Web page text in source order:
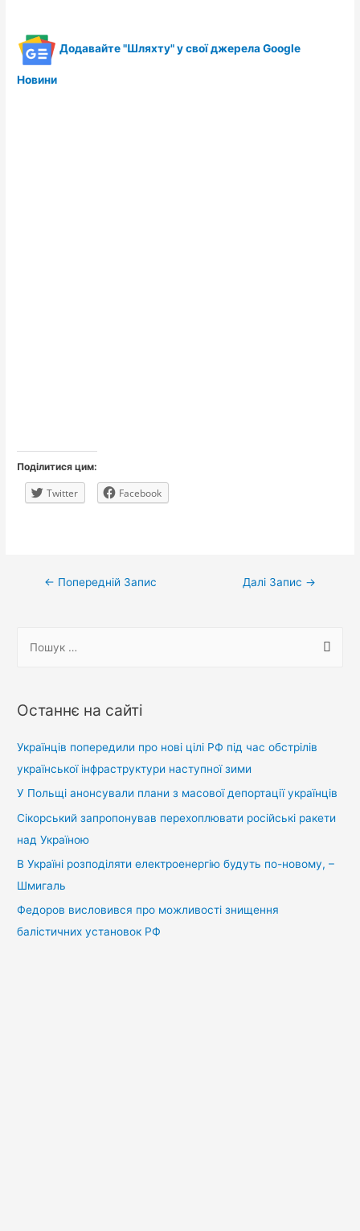
Додавайте "Шляхту" у свої джерела Google
Новини
Поділитися цим:
Twitter Facebook
Навігація
← Попередній Запис Далі Запис →
у
:
Останнє на сайті
Українців попередили про нові цілі РФ під час обстрілів
української інфраструктури наступної зими
У Польщі анонсували плани з масової депортації українців
Сікорський запропонував перехоплювати російські ракети
над Україною
В Україні розподіляти електроенергію будуть по-новому, –
Шмигаль
Федоров висловився про можливості знищення
балістичних установок РФ